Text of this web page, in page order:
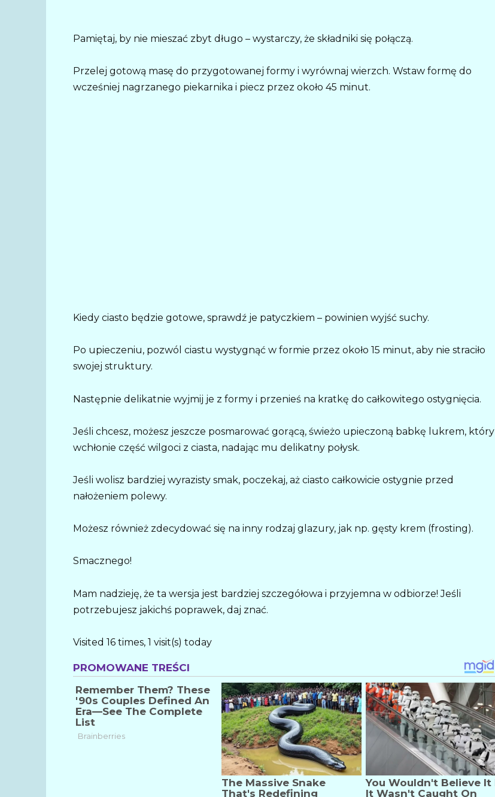
Pamiętaj, by nie mieszać zbyt długo – wystarczy, że składniki się połączą.
Przelej gotową masę do przygotowanej formy i wyrównaj wierzch. Wstaw formę do
wcześniej nagrzanego piekarnika i piecz przez około 45 minut.
Kiedy ciasto będzie gotowe, sprawdź je patyczkiem – powinien wyjść suchy.
Po upieczeniu, pozwól ciastu wystygnąć w formie przez około 15 minut, aby nie straciło
swojej struktury.
Następnie delikatnie wyjmij je z formy i przenieś na kratkę do całkowitego ostygnięcia.
Jeśli chcesz, możesz jeszcze posmarować gorącą, świeżo upieczoną babkę lukrem, który
wchłonie część wilgoci z ciasta, nadając mu delikatny połysk.
Jeśli wolisz bardziej wyrazisty smak, poczekaj, aż ciasto całkowicie ostygnie przed
nałożeniem polewy.
Możesz również zdecydować się na inny rodzaj glazury, jak np. gęsty krem (frosting).
Smacznego!
Mam nadzieję, że ta wersja jest bardziej szczegółowa i przyjemna w odbiorze! Jeśli
potrzebujesz jakichś poprawek, daj znać.
Visited 16 times, 1 visit(s) today